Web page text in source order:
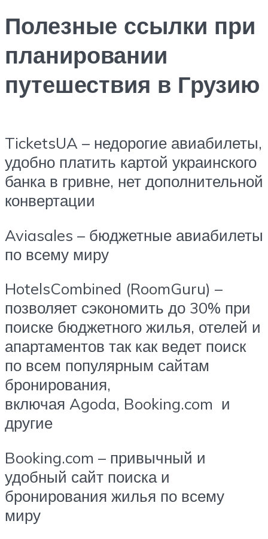
Полезные ссылки при
планировании
путешествия в Грузию
TicketsUA – недорогие авиабилеты,
удобно платить картой украинского
банка в гривне, нет дополнительной
конвертации
Aviasales – бюджетные авиабилеты
по всему миру
HotelsCombined (RoomGuru) –
позволяет сэкономить до 30% при
поиске бюджетного жилья, отелей и
апартаментов так как ведет поиск
по всем популярным сайтам
бронирования,
включая Agoda, Booking.com и
другие
Booking.com – привычный и
удобный сайт поиска и
бронирования жилья по всему
миру